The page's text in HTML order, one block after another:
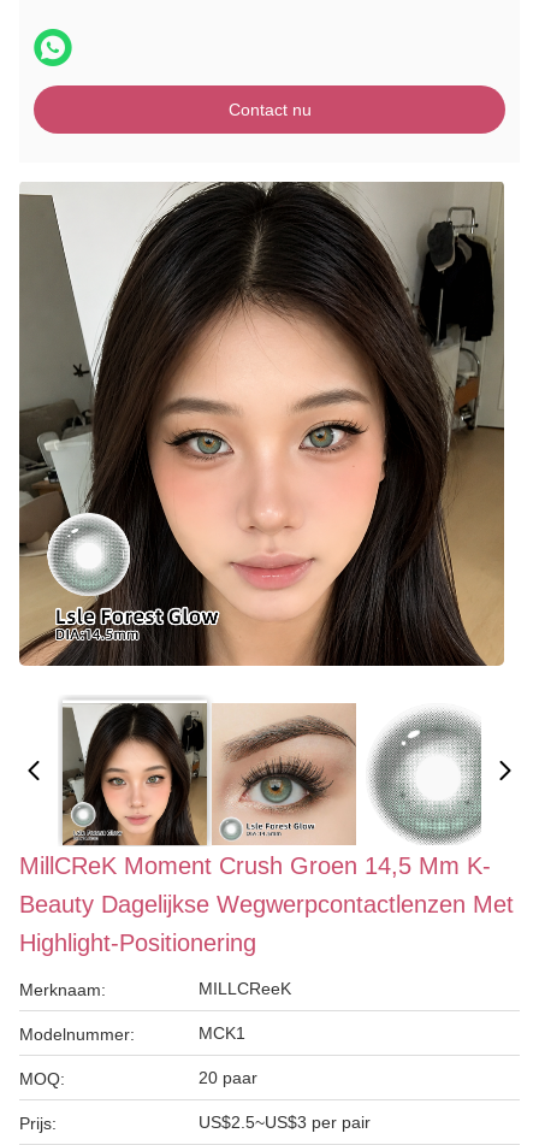
Contact nu
MillCReK Moment Crush Groen 14,5 Mm K-
Beauty Dagelijkse Wegwerpcontactlenzen Met
Highlight-Positionering
Merknaam: MILLCReeK
Modelnummer: MCK1
MOQ: 20 paar
Prijs: US$2.5~US$3 per pair